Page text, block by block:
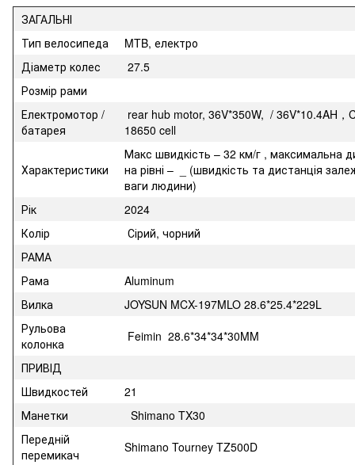
ЗАГАЛЬНІ
Тип велосипеда
MTB, електро
Діаметр колес
27.5
Розмір рами
Електромотор /
батарея
rear hub motor, 36V*350W, / 36V*10.4AH，
18650 cell
Характеристики
Макс швидкість – 32 км/г , максимальна
на рівні – _ (швидкість та дистанція
ваги людини)
Рік
2024
Колір
Сірий, чорний
РАМА
Рама
Aluminum
Вилка
JOYSUN MCX-197MLO 28.6*25.4*229L
Рульова
колонка
Feimin 28.6*34*34*30MM
ПРИВІД
Швидкостей
21
Манетки
Shimano TX30
Передній
перемикач
Shimano Tourney TZ500D